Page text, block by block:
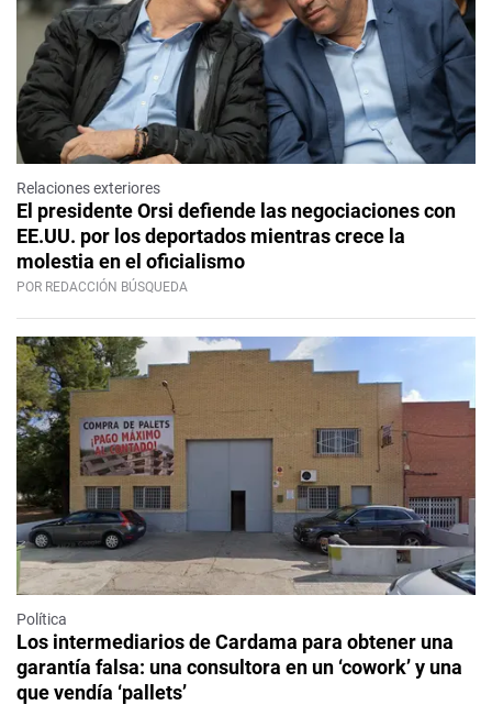
Relaciones exteriores
El presidente Orsi defiende las negociaciones con
EE.UU. por los deportados mientras crece la
molestia en el oficialismo
POR REDACCIÓN BÚSQUEDA
Política
Los intermediarios de Cardama para obtener una
garantía falsa: una consultora en un ‘cowork’ y una
que vendía ‘pallets’